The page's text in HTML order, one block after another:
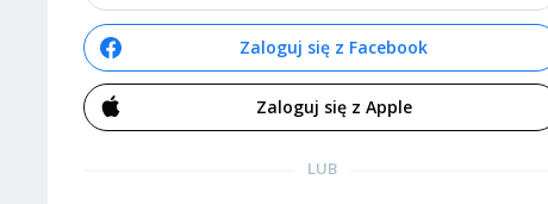
Zaloguj się z Facebook
Zaloguj się z Apple
LUB